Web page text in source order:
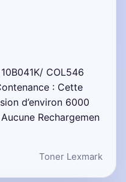
COL546
: Cette
d’environ 6000
Rechargemen
Toner Lexmark